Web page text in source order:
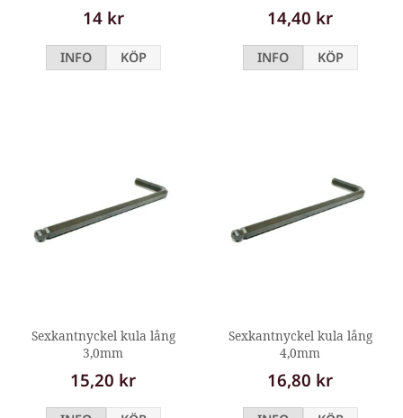
14 kr
INFO KÖP
14,40 kr
INFO KÖP
Sexkantnyckel kula lång
3,0mm
15,20 kr
Sexkantnyckel kula lång
4,0mm
16,80 kr